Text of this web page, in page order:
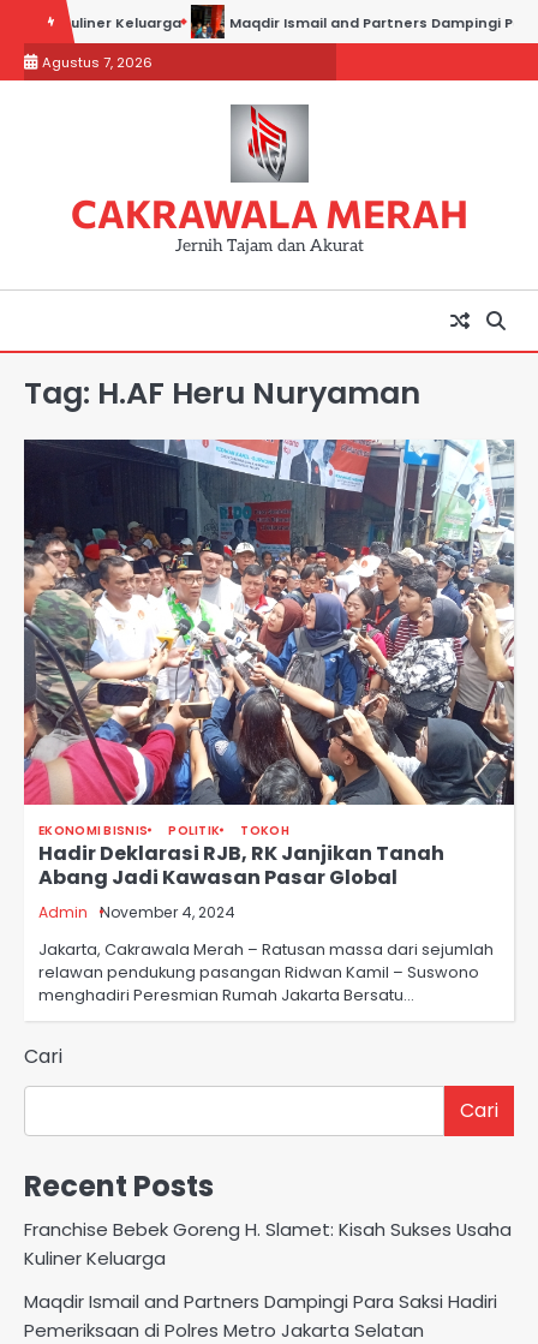
content
Kuliner Keluarga Maqdir Ismail and Partners Dampingi Para
Agustus 7, 2026
CAKRAWALA MERAH
Jernih Tajam dan Akurat
Tag: H.AF Heru Nuryaman
EKONOMI BISNIS POLITIK TOKOH
Hadir Deklarasi RJB, RK Janjikan Tanah
Abang Jadi Kawasan Pasar Global
Admin November 4, 2024
Jakarta, Cakrawala Merah – Ratusan massa dari sejumlah
relawan pendukung pasangan Ridwan Kamil – Suswono
menghadiri Peresmian Rumah Jakarta Bersatu…
Cari
Cari
Recent Posts
Franchise Bebek Goreng H. Slamet: Kisah Sukses Usaha
Kuliner Keluarga
Maqdir Ismail and Partners Dampingi Para Saksi Hadiri
Pemeriksaan di Polres Metro Jakarta Selatan